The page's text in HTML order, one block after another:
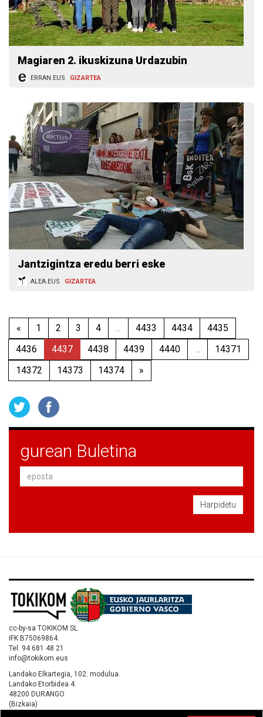
Magiaren 2. ikuskizuna Urdazubin
ERRAN.EUS GIZARTEA
Jantzigintza eredu berri eske
ALEA.EUS GIZARTEA
« 1 2 3 4 ... 4433 4434
4435
4436
4437 4438 4439 4440 ...
14371
14372
14373 14374 »
gurean Buletina
Harpidetu
cc-by-sa TOKIKOM SL.
IFK B75069864.
Tel. 94 681 48 21
info@tokikom.eus
Landako Elkartegia, 102. modulua.
Landako Etorbidea 4.
48200 DURANGO
(Bizkaia)